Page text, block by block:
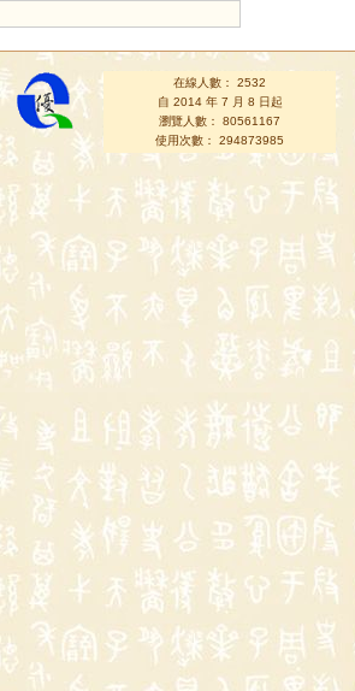
在線人數： 2532
自 2014 年 7 月 8 日起
瀏覽人數： 80561167
使用次數： 294873985